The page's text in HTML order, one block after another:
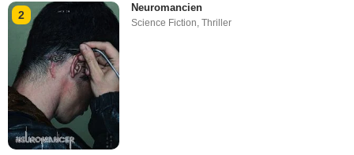
2
Neuromancien
Science Fiction ,Thriller